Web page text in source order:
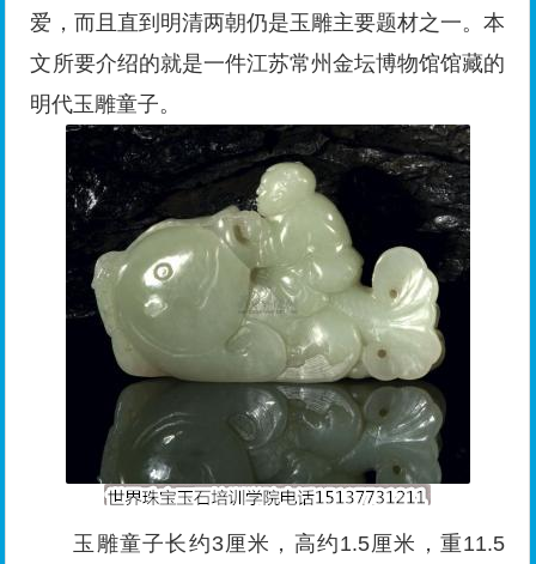
爱，而且直到明清两朝仍是玉雕主要题材之一。本
文所要介绍的就是一件江苏常州金坛博物馆馆藏的
明代玉雕童子。
玉雕童子长约3厘米，高约1.5厘米，重11.5